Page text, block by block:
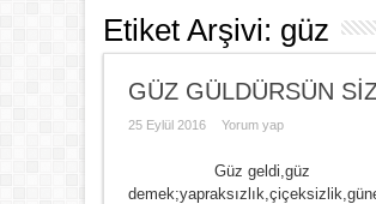
Etiket Arşivi: güz
GÜZ GÜLDÜRSÜN
25 Eylül 2016 Yorum yap
Güz geldi,güz